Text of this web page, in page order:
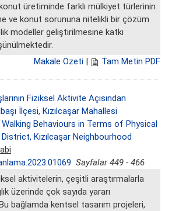
üretiminde farklı mülkiyet türlerinin
ve konut sorununa nitelikli bir çözüm
modeller geliştirilmesine katkı
Makale Özeti
Tam Metin PDF
Fiziksel Aktivite Açısından
İlçesi, Kızılcaşar Mahallesi
Behaviours in Terms of Physical
Kızılcaşar Neighbourhood
Sayfalar 449 - 466
aktivitelerin, çeşitli araştırmalarla
üzerinde çok sayıda yararı
bağlamda kentsel tasarım projeleri,